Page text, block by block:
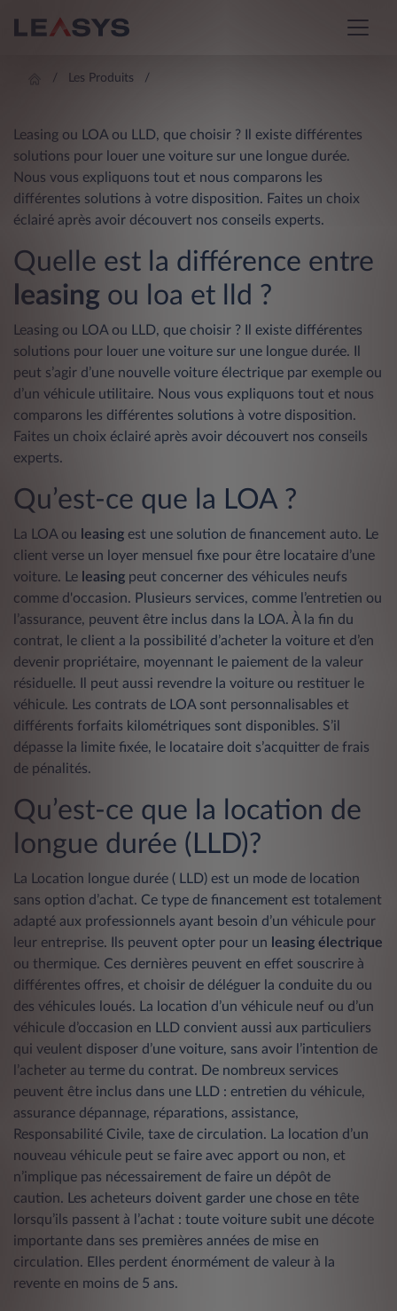
Les Produits
Leasing ou LOA ou LLD, que choisir ? Il existe différentes
solutions pour louer une voiture sur une longue durée.
Nous vous expliquons tout et nous comparons les
différentes solutions à votre disposition. Faites un choix
éclairé après avoir découvert nos conseils experts.
Quelle est la différence entre
leasing ou loa et lld ?
Leasing ou LOA ou LLD, que choisir ? Il existe différentes
solutions pour louer une voiture sur une longue durée. Il
peut s’agir d’une nouvelle voiture électrique par exemple ou
d’un véhicule utilitaire. Nous vous expliquons tout et nous
comparons les différentes solutions à votre disposition.
Faites un choix éclairé après avoir découvert nos conseils
experts.
Qu’est-ce que la LOA ?
La LOA ou leasing est une solution de financement auto. Le
client verse un loyer mensuel fixe pour être locataire d’une
voiture. Le leasing peut concerner des véhicules neufs
comme d'occasion. Plusieurs services, comme l’entretien ou
l’assurance, peuvent être inclus dans la LOA. À la fin du
contrat, le client a la possibilité d’acheter la voiture et d’en
devenir propriétaire, moyennant le paiement de la valeur
résiduelle. Il peut aussi revendre la voiture ou restituer le
véhicule. Les contrats de LOA sont personnalisables et
différents forfaits kilométriques sont disponibles. S’il
dépasse la limite fixée, le locataire doit s’acquitter de frais
de pénalités.
Qu’est-ce que la location de
longue durée (LLD)?
La Location longue durée ( LLD) est un mode de location
sans option d’achat. Ce type de financement est totalement
adapté aux professionnels ayant besoin d’un véhicule pour
leur entreprise. Ils peuvent opter pour un leasing électrique
ou thermique. Ces dernières peuvent en effet souscrire à
différentes offres, et choisir de déléguer la conduite du ou
des véhicules loués. La location d’un véhicule neuf ou d’un
véhicule d’occasion en LLD convient aussi aux particuliers
qui veulent disposer d’une voiture, sans avoir l’intention de
l’acheter au terme du contrat. De nombreux services
peuvent être inclus dans une LLD : entretien du véhicule,
assurance dépannage, réparations, assistance,
Responsabilité Civile, taxe de circulation. La location d’un
nouveau véhicule peut se faire avec apport ou non, et
n’implique pas nécessairement de faire un dépôt de
caution. Les acheteurs doivent garder une chose en tête
lorsqu’ils passent à l’achat : toute voiture subit une décote
importante dans ses premières années de mise en
circulation. Elles perdent énormément de valeur à la
revente en moins de 5 ans.